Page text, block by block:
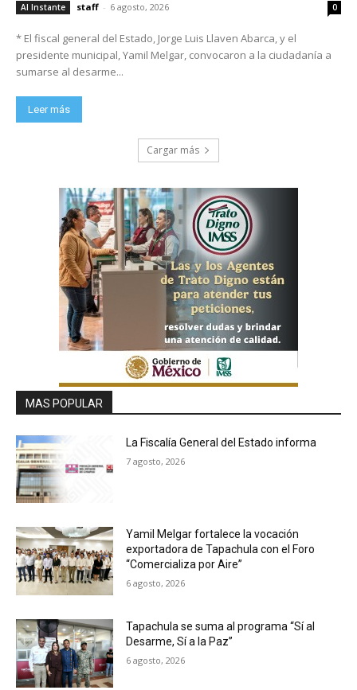
Al Instante staff - 6 agosto, 2026 0
* El fiscal general del Estado, Jorge Luis Llaven Abarca, y el
presidente municipal, Yamil Melgar, convocaron a la ciudadanía a
sumarse al desarme...
Leer más
Cargar más
MAS POPULAR
La Fiscalía General del Estado informa
7 agosto, 2026
Yamil Melgar fortalece la vocación
exportadora de Tapachula con el Foro
“Comercializa por Aire”
6 agosto, 2026
Tapachula se suma al programa “Sí al
Desarme, Sí a la Paz”
6 agosto, 2026